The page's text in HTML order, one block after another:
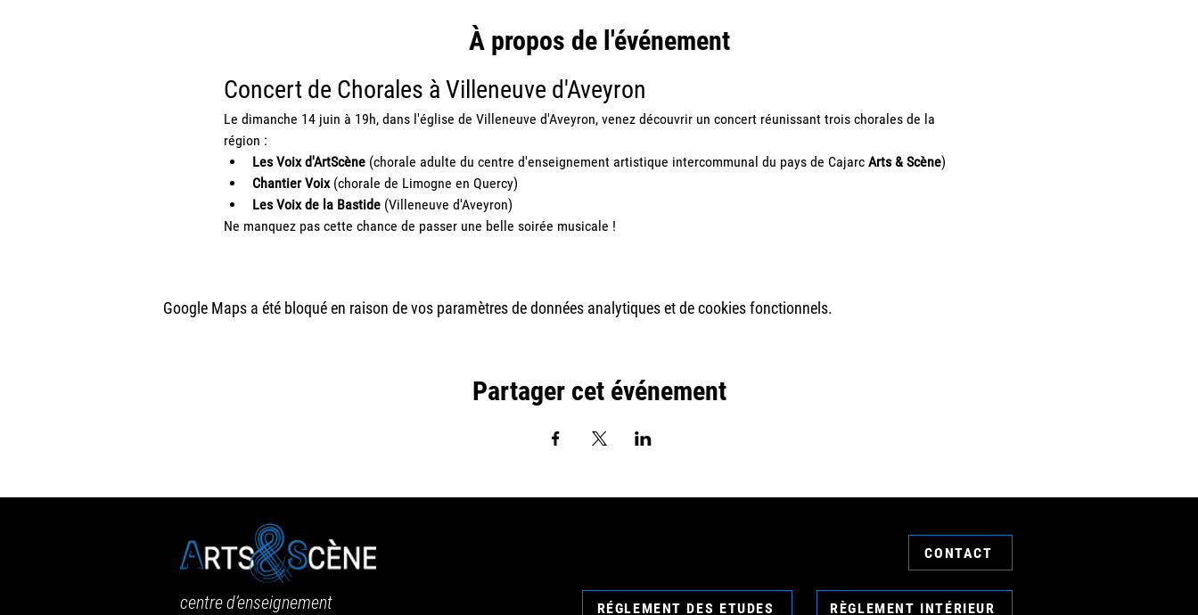
À propos de l'événement
Concert de Chorales à Villeneuve d'Aveyron
Le dimanche 14 juin à 19h, dans l'église de Villeneuve d'Aveyron, venez découvrir un concert réunissant trois chorales de la
région :
Les Voix d'ArtScène (chorale adulte du centre d'enseignement artistique intercommunal du pays de Cajarc Arts & Scène)
Chantier Voix (chorale de Limogne en Quercy)
Les Voix de la Bastide (Villeneuve d'Aveyron)
Ne manquez pas cette chance de passer une belle soirée musicale !
Google Maps a été bloqué en raison de vos paramètres de données analytiques et de cookies fonctionnels.
Partager cet événement
centre d’enseignement
CONTACT
RÉGLEMENT DES ETUDES RÈGLEMENT INTÉRIEUR